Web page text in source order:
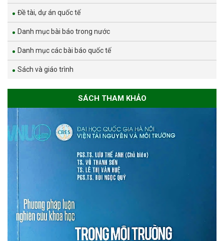
Đề tài, dự án quốc tế
Danh mục bài báo trong nước
Danh mục các bài báo quốc tế
Sách và giáo trình
SÁCH THAM KHẢO